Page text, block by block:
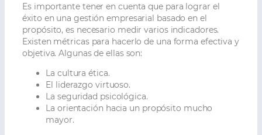
Es importante tener en cuenta que para lograr el
éxito en una gestión empresarial basado en el
propósito, es necesario medir varios indicadores.
Existen métricas para hacerlo de una forma efectiva y
objetiva. Algunas de ellas son:
La cultura ética.
El liderazgo virtuoso.
La seguridad psicológica.
La orientación hacia un propósito mucho
mayor.